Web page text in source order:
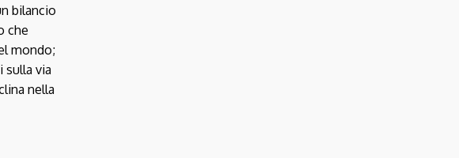
bilancio
che
mondo;
sulla via
nella